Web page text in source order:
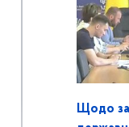
Щодо